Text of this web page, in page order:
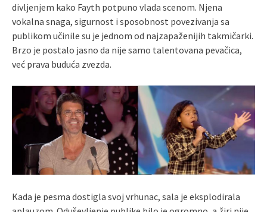
divljenjem kako Fayth potpuno vlada scenom. Njena
vokalna snaga, sigurnost i sposobnost povezivanja sa
publikom učinile su je jednom od najzapaženijih takmičarki.
Brzo je postalo jasno da nije samo talentovana pevačica,
već prava buduća zvezda.
Kada je pesma dostigla svoj vrhunac, sala je eksplodirala